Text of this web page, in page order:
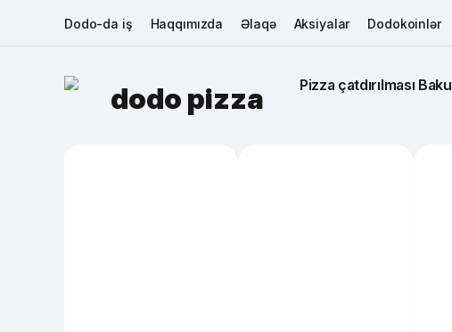
Dodo-da iş Haqqımızda Əlaqə Aksiyalar Dodokoinlər
dodo pizza Pizza çatdırılması Baku